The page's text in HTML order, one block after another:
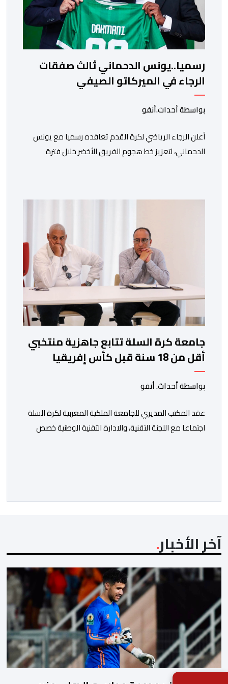
رسميا..يونس الدحماني ثالث صفقات
الرجاء في الميركاتو الصيفي
بواسطة أحداث.أنفو
أعلن الرجاء الرياضي لكرة القدم تعاقده رسميا مع يونس
الدحماني، لتعزيز خط هجوم الفريق الأخضر خلال فترة
الطاقم التقني للرجاء لتقديم الإضافة المرجوة في
أداء لافت قدمه اللاعب برفقة اتحاد […]
جامعة كرة السلة تتابع جاهزية منتخبي
أقل من 18 سنة قبل كأس إفريقيا
بواسطة أحداث. أنفو
عقد المكتب المديري للجامعة الملكية المغربية لكرة السلة
اجتماعا مع اللجنة التقنية، والادارة التقنية الوطنية خصص
من طرف اللجنة التقنية التي واكبت كل […]
آخر الأخبار